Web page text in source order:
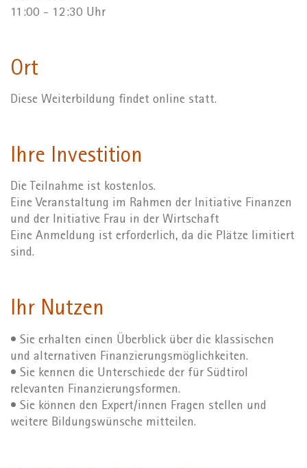
11:00 - 12:30 Uhr
Ort
Diese Weiterbildung findet online statt.
Ihre Investition
Die Teilnahme ist kostenlos.
Eine Veranstaltung im Rahmen der Initiative Finanzen
und der Initiative Frau in der Wirtschaft
Eine Anmeldung ist erforderlich, da die Plätze limitiert
sind.
Ihr Nutzen
• Sie erhalten einen Überblick über die klassischen
und alternativen Finanzierungsmöglichkeiten.
• Sie kennen die Unterschiede der für Südtirol
relevanten Finanzierungsformen.
• Sie können den Expert/innen Fragen stellen und
weitere Bildungswünsche mitteilen.